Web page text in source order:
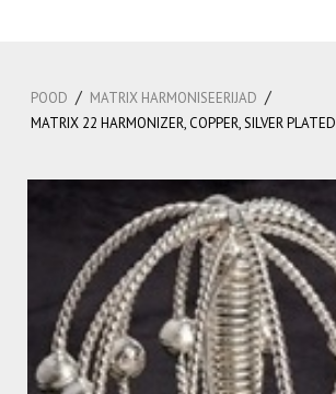
POOD / MATRIX HARMONISEERIJAD /
MATRIX 22 HARMONIZER, COPPER, SILVER PLATED